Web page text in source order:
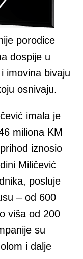
porodice
dospije u
imovina bivaju
osnivaju.
imala je
miliona KM
iznosio
Miličević
posluje
– od 600
viša od 200
su
i dalje